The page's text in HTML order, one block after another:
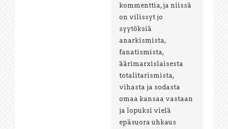
kommenttia, ja niissä
on vilissyt jo
syytöksiä
anarkismista,
fanatismista,
äärimarxislaisesta
totalitarismista,
vihasta ja sodasta
omaa kansaa vastaan
ja lopuksi vielä
epäsuora uhkaus